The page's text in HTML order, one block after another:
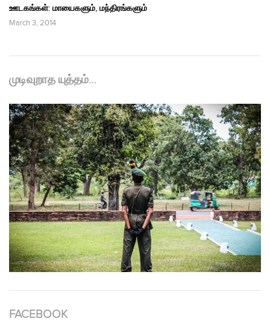
ஊடகங்கள்: மாயைகளும், மந்திரங்களும்
March 3, 2014
முடிவுறாத யுத்தம்…
FACEBOOK